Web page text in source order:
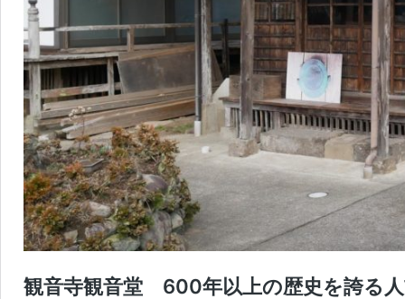
観音寺観音堂 600年以上の歴史を誇る